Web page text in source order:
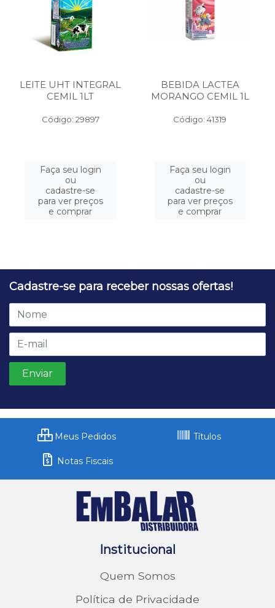
LEITE UHT INTEGRAL
CEMIL 1LT
Código: 29897
Faça seu login
ou
cadastre-se
para ver preços
e comprar
BEBIDA LACTEA
MORANGO CEMIL 1L
Código: 41319
Faça seu login
ou
cadastre-se
para ver preços
e comprar
Cadastre-se para receber nossas ofertas!
Meus Pedidos Títulos
Notas Fiscais
Institucional
Quem Somos
Política de Privacidade